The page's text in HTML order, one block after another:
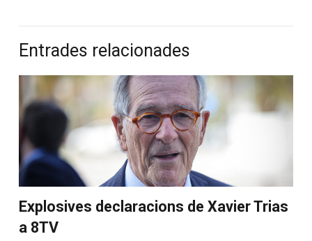
Entrades relacionades
Explosives declaracions de Xavier Trias
a 8TV